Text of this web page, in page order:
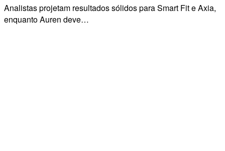
Analistas projetam resultados sólidos para Smart Fit e Axia,
enquanto Auren deve…